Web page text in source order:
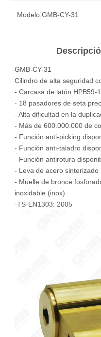
Modelo:GMB-CY-31
GMB-CY-31
Cilindro de alta seguridad
- Carcasa de latón HPB59-1
- 18 pasadores de seta
- Alta dificultad en la
- Más de 600.000.000 de
- Función anti-picking
- Función anti-taladro
- Función antirotura
- Leva de acero sinterizado
- Muelle de bronce
inoxidable (inox)
-TS-EN1303: 2005